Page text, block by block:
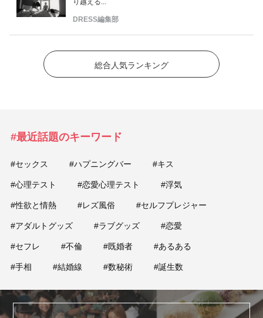
DRESS編集部
総合人気ランキング
#最近話題のキーワード
#セックス #ハプニングバー #キス
#心理テスト #恋愛心理テスト #浮気
#性欲と情熱 #レズ風俗 #セルフプレジャー
#アダルトグッズ #ラブグッズ #恋愛
#セフレ #不倫 #既婚者 #あるある
#手相 #結婚線 #数秘術 #誕生数